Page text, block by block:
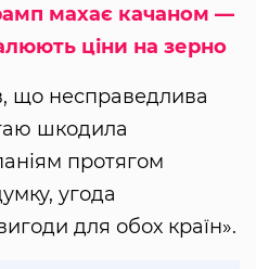
махає качаном —
ціни на зерно
що несправедлива
шкодила
протягом
угода
для обох країн».